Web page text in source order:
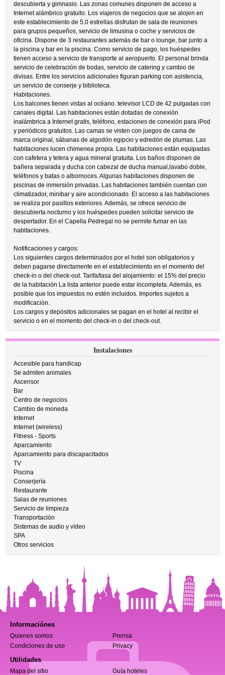
descubierta y gimnasio. Las zonas comunes disponen de acceso a
Internet alámbrico gratuito. Los viajeros de negocios que se alojen en
este establecimiento de 5.0 estrellas disfrutan de sala de reuniones
para grupos pequeños, servicio de limusina o coche y servicios de
oficina. Dispone de 3 restaurantes además de bar o lounge, bar junto a
la piscina y bar en la piscina. Como servicio de pago, los huéspedes
tienen acceso a servicio de transporte al aeropuerto. El personal brinda
servicio de celebración de bodas, servicio de catering y cambio de
divisas. Entre los servicios adicionales figuran parking con asistencia,
un servicio de conserje y biblioteca.
Habitaciones.
Los balcones tienen vistas al océano. televisor LCD de 42 pulgadas con
canales digital. Las habitaciones están dotadas de conexión
inalámbrica a Internet gratis, teléfono, estaciones de conexión para iPod
y periódicos gratuitos. Las camas se visten con juegos de cama de
marca original, sábanas de algodón egipcio y edredón de plumas. Las
habitaciones lucen chimenea propia. Las habitaciones están equipadas
con cafetera y tetera y agua mineral gratuita. Los baños disponen de
bañera separada y ducha con cabezal de ducha manual,lavabo doble,
teléfonos y batas o albornoces. Algunas habitaciones disponen de
piscinas de inmersión privadas. Las habitaciones también cuentan con
climatizador, minibar y aire acondicionado. El acceso a las habitaciones
se realiza por pasillos exteriores. Además, se ofrece servicio de
descubierta nocturno y los huéspedes pueden solicitar servicio de
despertador. En el Capella Pedregal no se permite fumar en las
habitaciones.
Notificaciones y cargos:
Los siguientes cargos determinados por el hotel son obligatorios y
deben pagarse directamente en el establecimiento en el momento del
check-in o del check-out. Tarifa/tasa del alojamiento: el 15% del precio
de la habitación La lista anterior puede estar incompleta. Además, es
posible que los impuestos no estén incluidos. Importes sujetos a
modificación.
Los cargos y depósitos adicionales se pagan en el hotel al recibir el
servicio o en el momento del check-in o del check-out.
Instalaciones
Accesible para handicap
Se admiten animales
Ascensor
Bar
Centro de negocios
Cambio de moneda
Internet
Internet (wireless)
Fitness - Sports
Aparcamiento
Aparcamiento para discapacitados
TV
Piscina
Conserjería
Restaurante
Salas de reuniones
Servicio de limpieza
Transportación
Sistemas de audio y vídeo
SPA
Otros servicios
Informaciónes
Quienes somos
Prensa
Condiciones de uso
Privacy
Utilidades
Mapa del sitio Guía hoteles